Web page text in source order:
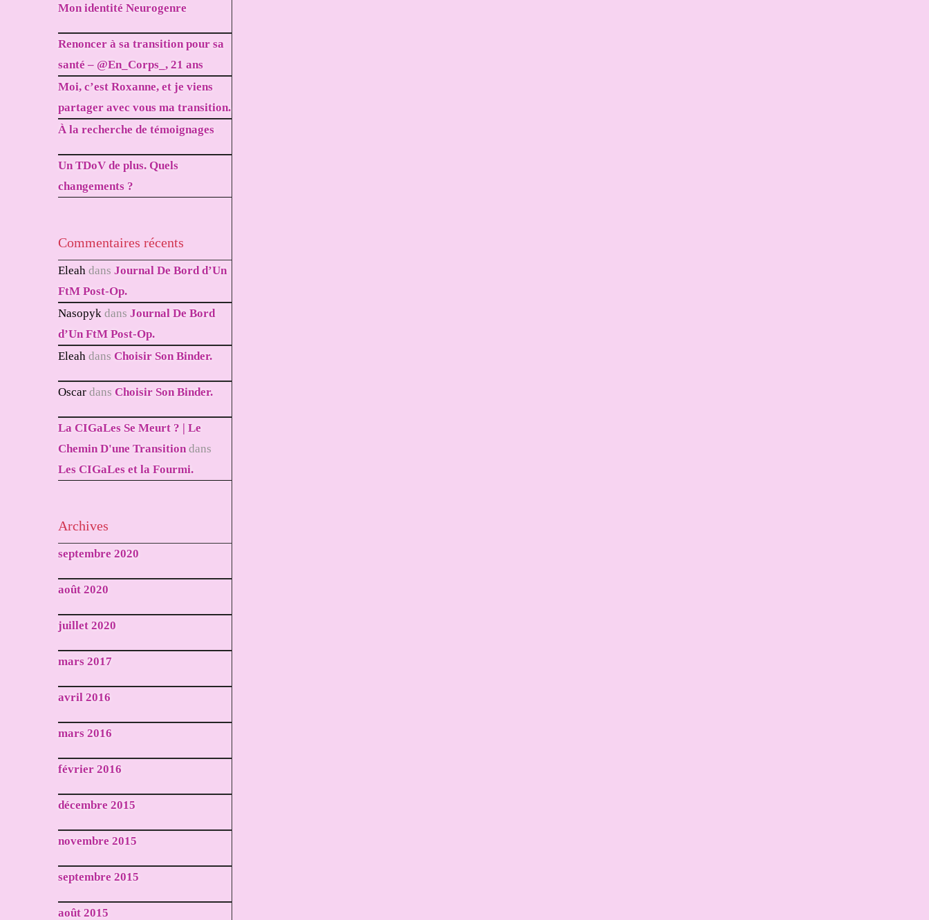
Mon identité Neurogenre
Renoncer à sa transition pour sa
santé – @En_Corps_, 21 ans
Moi, c’est Roxanne, et je viens
partager avec vous ma transition.
À la recherche de témoignages
Un TDoV de plus. Quels
changements ?
Commentaires récents
Eleah dans Journal De Bord d’Un
FtM Post-Op.
Nasopyk dans Journal De Bord
d’Un FtM Post-Op.
Eleah dans Choisir Son Binder.
Oscardans Choisir Son Binder.
La CIGaLes Se Meurt ? | Le
Chemin D'une Transitiondans
Les CIGaLes et la Fourmi.
Archives
septembre 2020
août 2020
juillet 2020
mars 2017
avril 2016
mars 2016
février 2016
décembre 2015
novembre 2015
septembre 2015
août 2015